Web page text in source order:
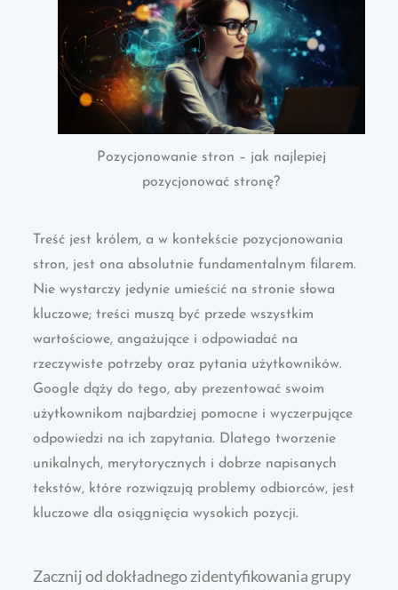
Pozycjonowanie stron – jak najlepiej
pozycjonować stronę?
Treść jest królem, a w kontekście pozycjonowania
stron, jest ona absolutnie fundamentalnym filarem.
Nie wystarczy jedynie umieścić na stronie słowa
kluczowe; treści muszą być przede wszystkim
wartościowe, angażujące i odpowiadać na
rzeczywiste potrzeby oraz pytania użytkowników.
Google dąży do tego, aby prezentować swoim
użytkownikom najbardziej pomocne i wyczerpujące
odpowiedzi na ich zapytania. Dlatego tworzenie
unikalnych, merytorycznych i dobrze napisanych
tekstów, które rozwiązują problemy odbiorców, jest
kluczowe dla osiągnięcia wysokich pozycji.
Zacznij od dokładnego zidentyfikowania grupy